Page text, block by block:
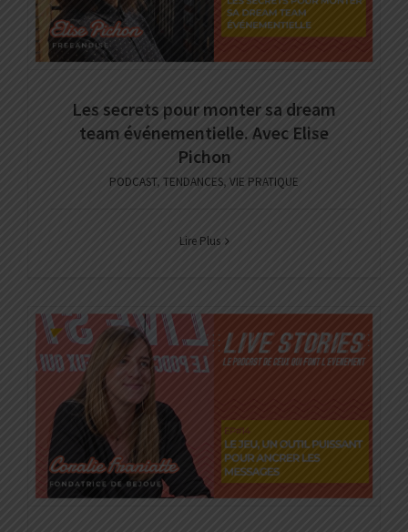
Les secrets pour monter sa dream
team événementielle. Avec Elise
Pichon
PODCAST, TENDANCES, VIE PRATIQUE
Lire Plus